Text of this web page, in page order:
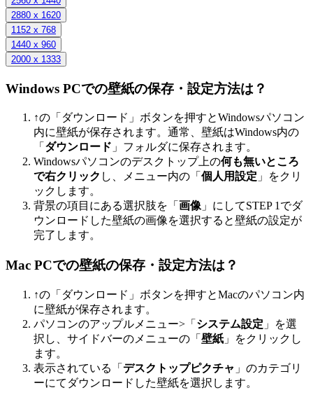
2880 x 1620
1152 x 768
1440 x 960
2000 x 1333
Windows PCでの壁紙の保存・設定方法は？
↑の「ダウンロード」ボタンを押すとWindowsパソコン
内に壁紙が保存されます。通常、壁紙はWindows内の
「 ダウンロード 」フォルダに保存されます。
Windowsパソコンのデスクトップ上の何も無いところ
で右クリック し、メニュー内の「 個人用設定 」をクリ
ックします。
背景の項目にある選択肢を「 画像 」にしてSTEP 1でダ
ウンロードした壁紙の画像を選択すると壁紙の設定が
完了します。
Mac PCでの壁紙の保存・設定方法は？
↑の「ダウンロード」ボタンを押すとMacのパソコン内
に壁紙が保存されます。
パソコンのアップルメニュー>「 システム設定 」を選
択し、サイドバーのメニューの「 壁紙 」をクリックし
ます。
表示されている「 デスクトップピクチャ 」のカテゴリ
ーにてダウンロードした壁紙を選択します。